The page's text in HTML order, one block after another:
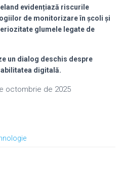
evidențiază riscurile
de monitorizare în școli și
glumele legate de
un dialog deschis despre
digitală.
octombrie de 2025